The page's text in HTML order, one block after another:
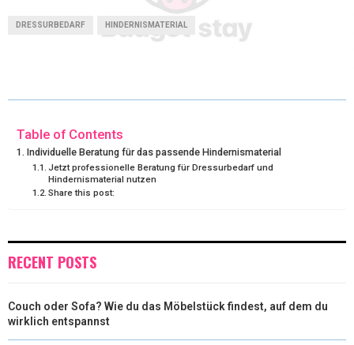
T
T
E
R
O
K
R
S
D
N
DRESSURBEDARF HINDERNISMATERIAL
Table of Contents
Individuelle Beratung für das passende Hindernismaterial
Jetzt professionelle Beratung für Dressurbedarf und
Hindernismaterial nutzen
Share this post:
RECENT POSTS
Couch oder Sofa? Wie du das Möbelstück findest, auf dem du
wirklich entspannst